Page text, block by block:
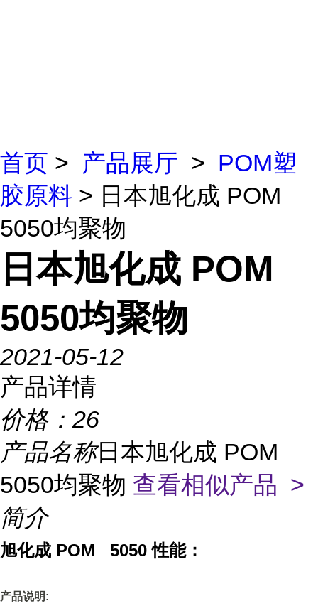
首页 > 产品展厅 > POM塑
胶原料 > 日本旭化成 POM
5050均聚物
日本旭化成 POM
5050均聚物
2021-05-12
产品详情
价格： 26
产品名称日本旭化成 POM
5050均聚物 查看相似产品 >
简介
旭化成 POM 5050性能：
产品说明: